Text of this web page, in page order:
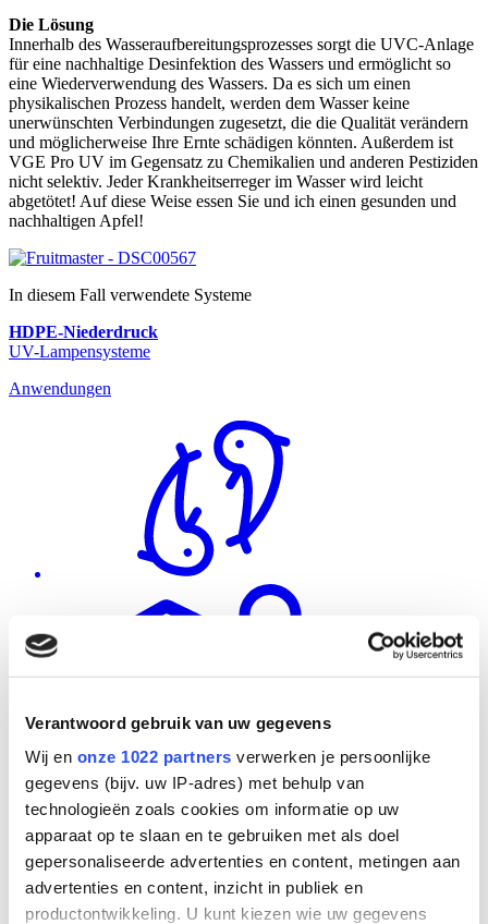
Verantwoord gebruik van uw gegevens
Wij en onze 1022 partners verwerken je persoonlijke
gegevens (bijv. uw IP-adres) met behulp van
technologieën zoals cookies om informatie op uw
apparaat op te slaan en te gebruiken met als doel
gepersonaliseerde advertenties en content, metingen aan
advertenties en content, inzicht in publiek en
productontwikkeling. U kunt kiezen wie uw gegevens
Die Lösung
Innerhalb des Wasseraufbereitungsprozesses sorgt die UVC-Anlage
für eine nachhaltige Desinfektion des Wassers und ermöglicht so
eine Wiederverwendung des Wassers. Da es sich um einen
physikalischen Prozess handelt, werden dem Wasser keine
unerwünschten Verbindungen zugesetzt, die die Qualität verändern
und möglicherweise Ihre Ernte schädigen könnten. Außerdem ist
VGE Pro UV im Gegensatz zu Chemikalien und anderen Pestiziden
nicht selektiv. Jeder Krankheitserreger im Wasser wird leicht
abgetötet! Auf diese Weise essen Sie und ich einen gesunden und
nachhaltigen Apfel!
In diesem Fall verwendete Systeme
HDPE-Niederdruck
UV-Lampensysteme
Anwendungen